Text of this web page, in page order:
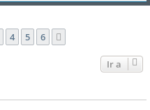
4 5 6
Ir a